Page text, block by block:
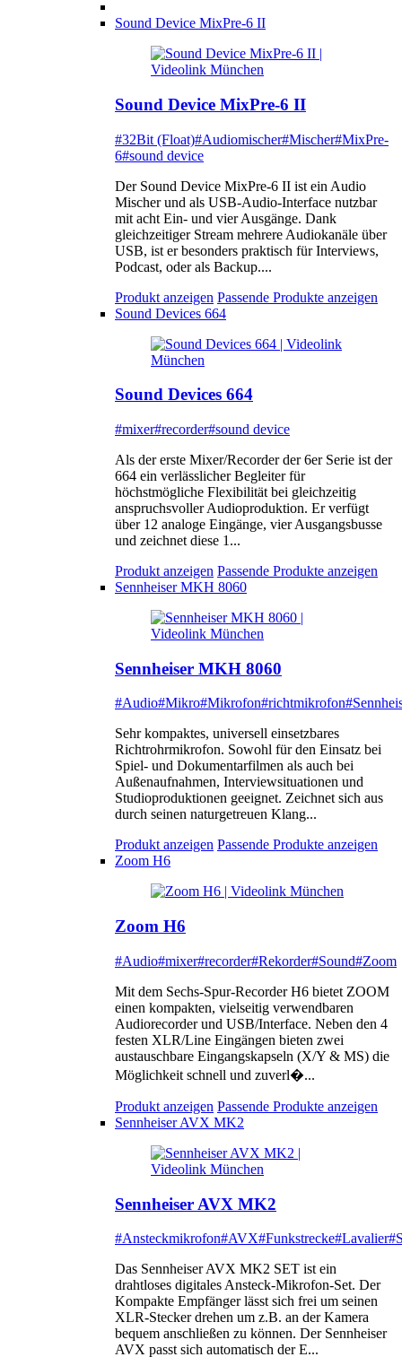
Sound Device MixPre-6 II
Sound Device MixPre-6 II
#32Bit (Float)#Audiomischer#Mischer#MixPre-
6#sound device
Der Sound Device MixPre-6 II ist ein Audio
Mischer und als USB-Audio-Interface nutzbar
mit acht Ein- und vier Ausgänge. Dank
gleichzeitiger Stream mehrere Audiokanäle über
USB, ist er besonders praktisch für Interviews,
Podcast, oder als Backup....
Produkt anzeigen Passende Produkte anzeigen
Sound Devices 664
Sound Devices 664
#mixer#recorder#sound device
Als der erste Mixer/Recorder der 6er Serie ist der
664 ein verlässlicher Begleiter für
höchstmögliche Flexibilität bei gleichzeitig
anspruchsvoller Audioproduktion. Er verfügt
über 12 analoge Eingänge, vier Ausgangsbusse
und zeichnet diese 1...
Produkt anzeigen Passende Produkte anzeigen
Sennheiser MKH 8060
Sennheiser MKH 8060
#Audio#Mikro#Mikrofon#richtmikrofon
Sehr kompaktes, universell einsetzbares
Richtrohrmikrofon. Sowohl für den Einsatz bei
Spiel- und Dokumentarfilmen als auch bei
Außenaufnahmen, Interviewsituationen und
Studioproduktionen geeignet. Zeichnet sich aus
durch seinen naturgetreuen Klang...
Produkt anzeigen Passende Produkte anzeigen
Zoom H6
Zoom H6
#Audio#mixer#recorder#Rekorder#Sound#Zoom
Mit dem Sechs-Spur-Recorder H6 bietet ZOOM
einen kompakten, vielseitig verwendbaren
Audiorecorder und USB/Interface. Neben den 4
festen XLR/Line Eingängen bieten zwei
austauschbare Eingangskapseln (X/Y & MS) die
Möglichkeit schnell und zuverl�...
Produkt anzeigen Passende Produkte anzeigen
Sennheiser AVX MK2
Sennheiser AVX MK2
#Ansteckmikrofon#AVX#Funkstrecke#Lavalier
Das Sennheiser AVX MK2 SET ist ein
drahtloses digitales Ansteck-Mikrofon-Set. Der
Kompakte Empfänger lässt sich frei um seinen
XLR-Stecker drehen um z.B. an der Kamera
bequem anschließen zu können. Der Sennheiser
AVX passt sich automatisch der E...